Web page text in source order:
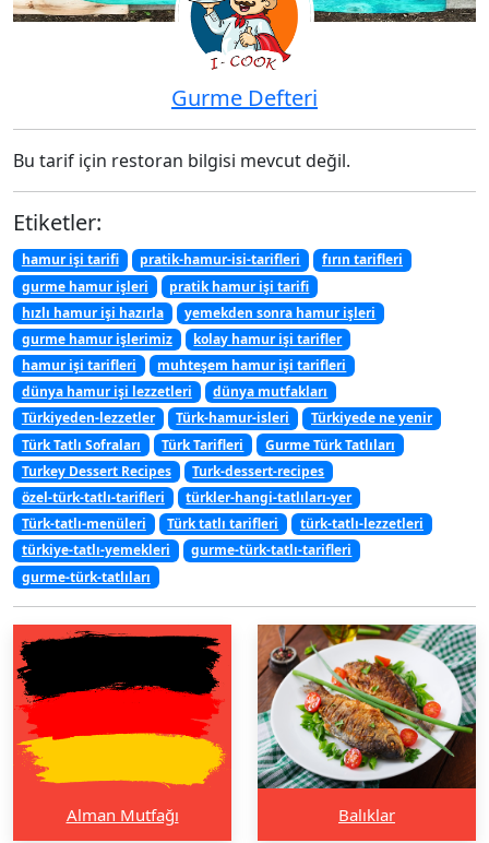
Gurme Defteri
Bu tarif için restoran bilgisi mevcut değil.
Etiketler:
hamur işi tarifi pratik-hamur-isi-tarifleri
fırın tarifleri
gurme hamur işleri
pratik hamur işi tarifi
hızlı hamur işi hazırla
yemekden sonra hamur işleri
gurme hamur işlerimiz
kolay hamur işi tarifler
hamur işi tarifleri
muhteşem hamur işi tarifleri
dünya hamur işi lezzetleri
dünya mutfakları
Türkiyeden-lezzetler
Türk-hamur-isleri
Türkiyede ne yenir
Türk Tatlı Sofraları
Türk Tarifleri
Gurme Türk Tatlıları
Turkey Dessert Recipes
Turk-dessert-recipes
özel-türk-tatlı-tarifleri
türkler-hangi-tatlıları-yer
Türk-tatlı-menüleri
Türk tatlı tarifleri
türk-tatlı-lezzetleri
türkiye-tatlı-yemekleri
gurme-türk-tatlı-tarifleri
gurme-türk-tatlıları
Alman Mutfağı Balıklar